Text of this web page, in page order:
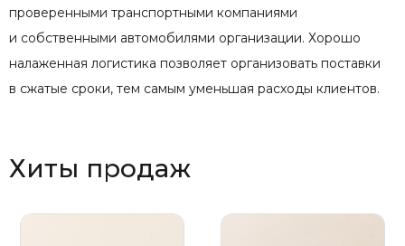
проверенными транспортными компаниями
и собственными автомобилями организации. Хорошо
налаженная логистика позволяет организовать поставки
в сжатые сроки, тем самым уменьшая расходы клиентов.
Хиты продаж